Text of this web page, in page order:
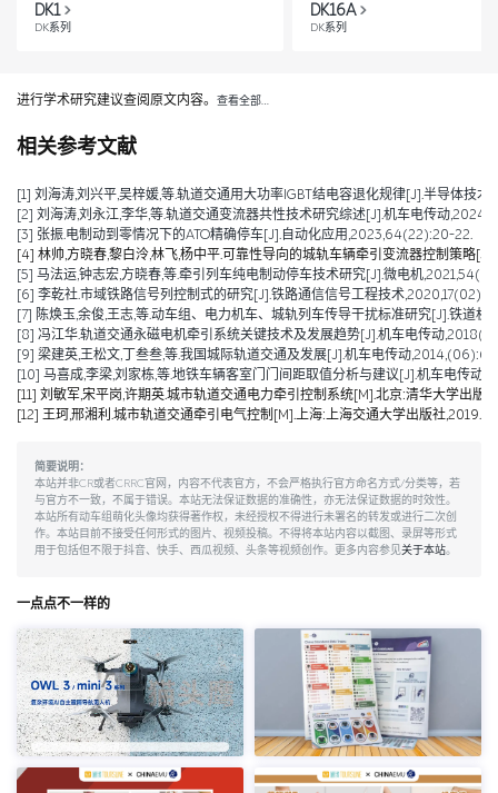
DK1
DK系列
DK16A
DK系列
进行学术研究建议查阅原文内容。 查看全部…
相关参考文献
[1] 刘海涛,刘兴平,吴梓媛,等.轨道交通用大功率IGBT结电容退化规律[J].半导体技
[2] 刘海涛,刘永江,李华,等.轨道交通变流器共性技术研究综述[J].机车电传动
[3] 张振.电制动到零情况下的ATO精确停车[J].自动化应用,2023,64(22):20-22.
[4] 林帅,方晓春,黎白泠,林飞,杨中平.可靠性导向的城轨车辆牵引变流器控制策略
[5] 马法运,钟志宏,方晓春,等.牵引列车纯电制动停车技术研究[J].微电机
[6] 李乾社.市域铁路信号列控制式的研究[J].铁路通信信号工程技术
[7] 陈焕玉,余俊,王志,等.动车组、电力机车、城轨列车传导干扰标准研究[J].铁道
[8] 冯江华.轨道交通永磁电机牵引系统关键技术及发展趋势[J].机车电传动
[9] 梁建英,王松文,丁叁叁,等.我国城际轨道交通及发展[J].机车电传动,2014,(06):6-
[10] 马喜成,李梁,刘家栋,等.地铁车辆客室门门间距取值分析与建议[J].机车电传动
[11] 刘敏军,宋平岗,许期英.城市轨道交通电力牵引控制系统[M].北京:清华大学出版
[12] 王珂,邢湘利.城市轨道交通牵引电气控制[M].上海:上海交通大学出版社,2019.
简要说明：
本站并非CR或者CRRC官网，内容不代表官方，不会严格执行官方命名方式/分类等，若
与官方不一致，不属于错误。本站无法保证数据的准确性，亦无法保证数据的时效性。
本站所有动车组萌化头像均获得著作权，未经授权不得进行未署名的转发或进行二次创
作。本站目前不接受任何形式的图片、视频投稿。不得将本站内容以截图、录屏等形式
用于包括但不限于抖音、快手、西瓜视频、头条等视频创作。更多内容参见关于本站。
一点点不一样的